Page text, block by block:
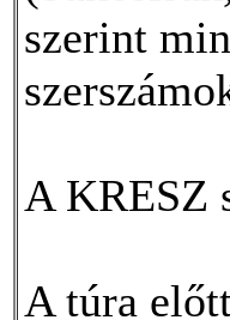
szerint
A KRESZ
A túra